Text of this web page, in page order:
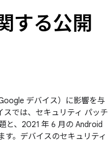
する公開
Google デバイス）に影響を与
では、セキュリティ パッチ
と、2021 年 6 月の Android
。デバイスのセキュリティ